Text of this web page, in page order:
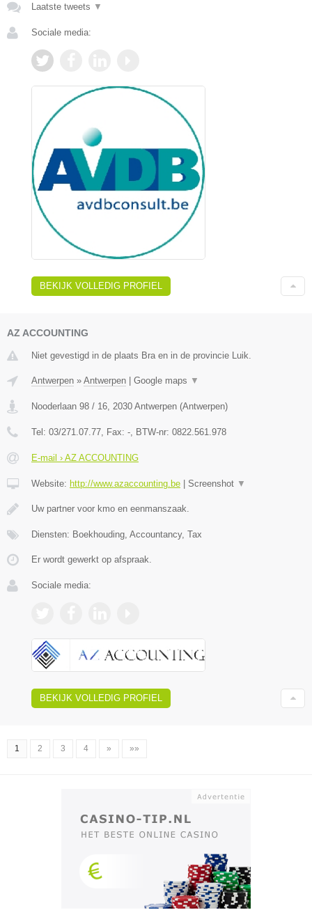
Laatste tweets ▼
Sociale media:
BEKIJK VOLLEDIG PROFIEL
AZ ACCOUNTING
Niet gevestigd in de plaats Bra en in de provincie Luik.
Antwerpen » Antwerpen | Google maps ▼
Nooderlaan 98 / 16 2030 Antwerpen (Antwerpen)
Tel: 03/271.07.77 , Fax: - , BTW-nr: 0822.561.978
E-mail › AZ ACCOUNTING
Website: http://www.azaccounting.be | Screenshot ▼
Uw partner voor kmo en eenmanszaak.
Diensten: Boekhouding, Accountancy, Tax
Er wordt gewerkt op afspraak.
Sociale media:
BEKIJK VOLLEDIG PROFIEL
1 2 3 4 » »»